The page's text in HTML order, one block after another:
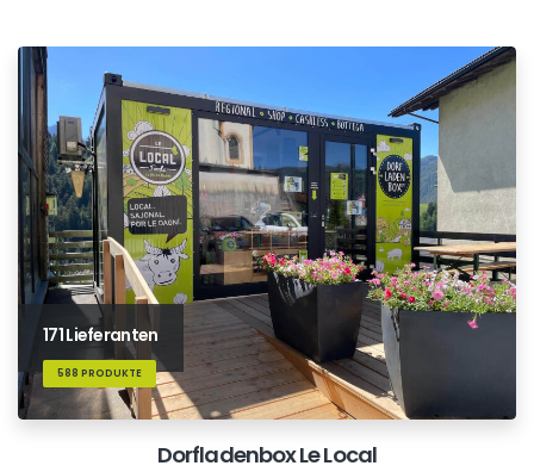
171 Lieferanten
588 PRODUKTE
Dorfladenbox Le Local